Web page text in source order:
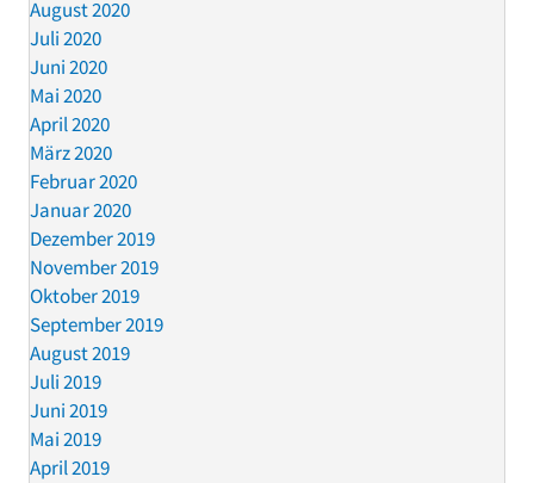
August 2020
Juli 2020
Juni 2020
Mai 2020
April 2020
März 2020
Februar 2020
Januar 2020
Dezember 2019
November 2019
Oktober 2019
September 2019
August 2019
Juli 2019
Juni 2019
Mai 2019
April 2019